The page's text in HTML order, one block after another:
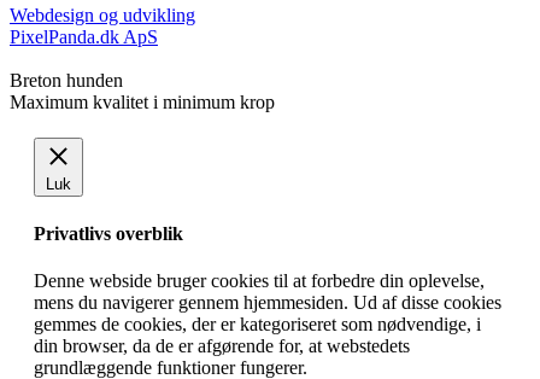
Webdesign og udvikling
PixelPanda.dk ApS
Breton hunden
Maximum kvalitet i minimum krop
Luk
Privatlivs overblik
Denne webside bruger cookies til at forbedre din oplevelse,
mens du navigerer gennem hjemmesiden. Ud af disse cookies
gemmes de cookies, der er kategoriseret som nødvendige, i
din browser, da de er afgørende for, at webstedets
grundlæggende funktioner fungerer.